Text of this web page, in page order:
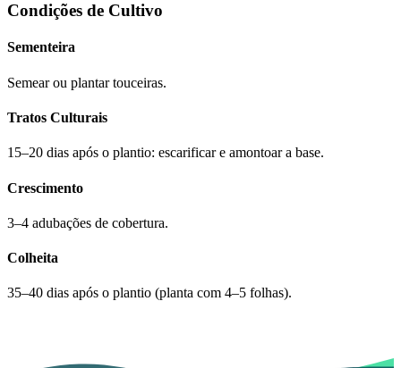
Condições de Cultivo
Sementeira
Semear ou plantar touceiras.
Tratos Culturais
15–20 dias após o plantio: escarificar e amontoar a base.
Crescimento
3–4 adubações de cobertura.
Colheita
35–40 dias após o plantio (planta com 4–5 folhas).